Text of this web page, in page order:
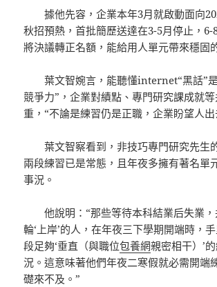
據他先容，企業本年3月就啟動面向
秋招預熱，首批簡歷送達在3-5月停止，6-
將決議轉正名額，能給用人單元帶來穩固
葉文智婉言，能聽懂internet“黑話”
競爭力”，企業對績點、專門研究課成就
重，“不論是練習仍是正職，企業盼望人出
葉文智察看到，非技巧專門研究先生
兩段練習已是常態，且年夜多擁有著名單
事況。
他說明：“那些等待本科結業后失業
輪‘上岸’的人，在年夜三下學期開端時，
段足夠‘垂直（與職位包養網親密相干）’
況。這意味著他們年夜二寒假就必需開端
礎來不及。”